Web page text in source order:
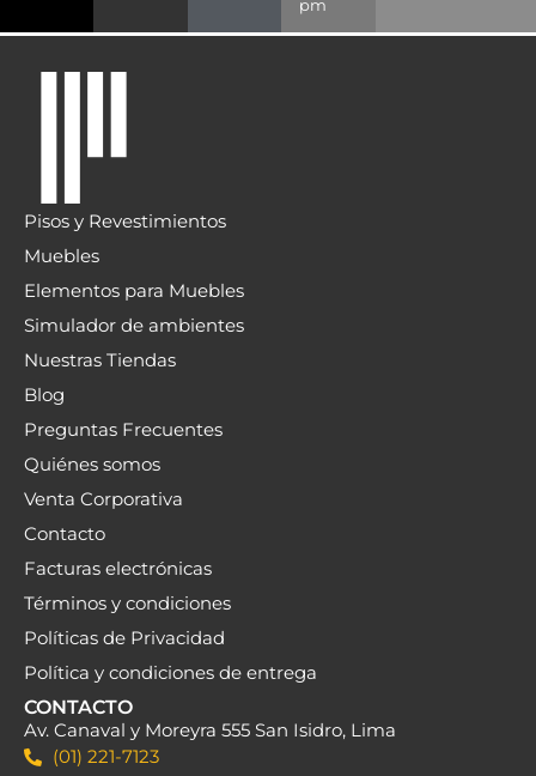
pm
Pisos y Revestimientos
Muebles
Elementos para Muebles
Simulador de ambientes
Nuestras Tiendas
Blog
Preguntas Frecuentes
Quiénes somos
Venta Corporativa
Contacto
Facturas electrónicas
Términos y condiciones
Políticas de Privacidad
Política y condiciones de entrega
CONTACTO
Av. Canaval y Moreyra 555 San Isidro, Lima
(01) 221-7123